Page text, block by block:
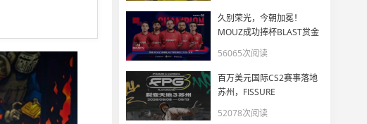
久别荣光，今朝加冕！
MOUZ成功捧杯BLAST赏金
赛S2 2026
56065次阅读
百万美元国际CS2赛事落地
苏州，FISSURE
PLAYGROUND 3正式官宣
52078次阅读